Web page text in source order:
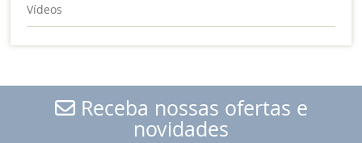
Vídeos
Receba nossas ofertas e
novidades